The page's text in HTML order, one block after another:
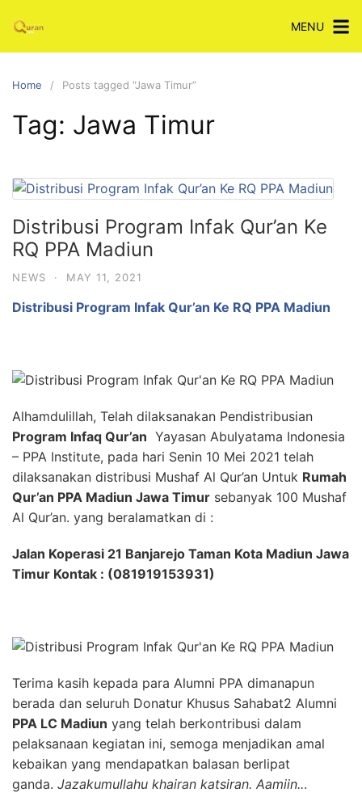
content
MENU
Home Posts tagged “Jawa Timur”
Tag: Jawa Timur
Distribusi Program Infak Qur’an Ke
RQ PPA Madiun
NEWS · MAY 11, 2021
Distribusi Program Infak Qur’an Ke RQ PPA Madiun
Alhamdulillah, Telah dilaksanakan Pendistribusian
Program Infaq Qur’an Yayasan Abulyatama Indonesia
– PPA Institute, pada hari Senin 10 Mei 2021 telah
dilaksanakan distribusi Mushaf Al Qur’an Untuk Rumah
Qur’an PPA Madiun Jawa Timur sebanyak 100 Mushaf
Al Qur’an. yang beralamatkan di :
Jalan Koperasi 21 Banjarejo Taman Kota Madiun Jawa
Timur Kontak : (081919153931)
Terima kasih kepada para Alumni PPA dimanapun
berada dan seluruh Donatur Khusus Sahabat2 Alumni
PPA LC Madiun yang telah berkontribusi dalam
pelaksanaan kegiatan ini, semoga menjadikan amal
kebaikan yang mendapatkan balasan berlipat
ganda. Jazakumullahu khairan katsiran. Aamiin...